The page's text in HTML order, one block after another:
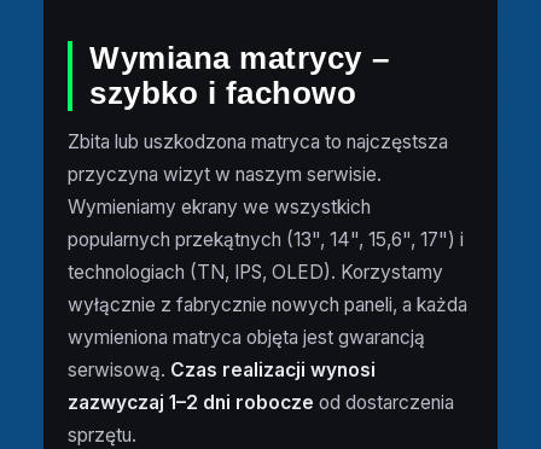
Wymiana matrycy –
szybko i fachowo
Zbita lub uszkodzona matryca to najczęstsza
przyczyna wizyt w naszym serwisie.
Wymieniamy ekrany we wszystkich
popularnych przekątnych (13", 14", 15,6", 17") i
technologiach (TN, IPS, OLED). Korzystamy
wyłącznie z fabrycznie nowych paneli, a każda
wymieniona matryca objęta jest gwarancją
serwisową. Czas realizacji wynosi
zazwyczaj 1–2 dni robocze od dostarczenia
sprzętu.